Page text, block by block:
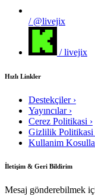
/ @livejix
/ livejix
Hızlı Linkler
Destekçiler ›
Yayıncılar ›
Cerez Politikasi ›
Gizlilik Politikasi
Kullanim
İletişim & Geri Bildirim
Mesaj gönderebilmek